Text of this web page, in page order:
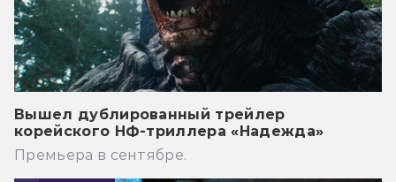
Вышел дублированный трейлер
корейского НФ-триллера «Надежда»
Премьера в сентябре.